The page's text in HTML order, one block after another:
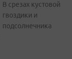
В срезах кустовой
гвоздики и
подсолнечника